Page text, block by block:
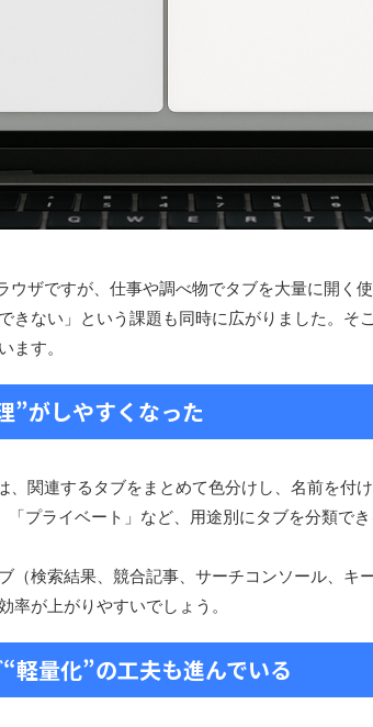
ザですが、仕事や調べ物でタブを大量に開く
きない」という課題も同時に広がりました。そ
ます。
”がしやすくなった
、関連するタブをまとめて色分けし、名前を付
プライベート」など、用途別にタブを分類で
（検索結果、競合記事、サーチコンソール、キ
率が上がりやすいでしょう。
軽量化”の工夫も進んでいる